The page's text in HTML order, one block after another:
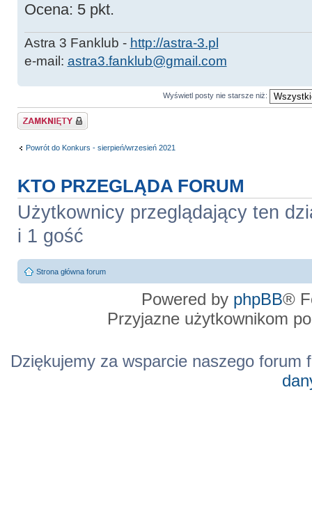
Ocena: 5 pkt.
Astra 3 Fanklub - http://astra-3.pl
e-mail: astra3.fanklub@gmail.com
Wyświetl posty nie starsze niż:
Zablokowany
Powrót do Konkurs - sierpień/wrzesień 2021
KTO PRZEGLĄDA FORUM
Użytkownicy przeglądający ten
i 1 gość
Strona główna forum
Powered by phpBB®
Przyjazne użytkownikom
Dziękujemy za wsparcie naszego